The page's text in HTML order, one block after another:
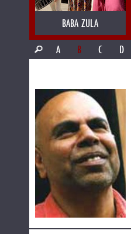
BABA ZULA
A
B C D